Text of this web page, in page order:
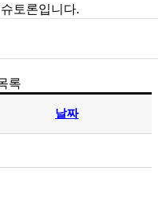
토론입니다.
록
날짜